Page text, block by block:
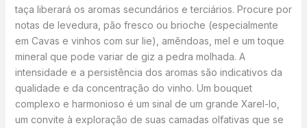
taça liberará os aromas secundários e terciários. Procure por
notas de levedura, pão fresco ou brioche (especialmente
em Cavas e vinhos com sur lie), amêndoas, mel e um toque
mineral que pode variar de giz a pedra molhada. A
intensidade e a persistência dos aromas são indicativos da
qualidade e da concentração do vinho. Um bouquet
complexo e harmonioso é um sinal de um grande Xarel-lo,
um convite à exploração de suas camadas olfativas que se